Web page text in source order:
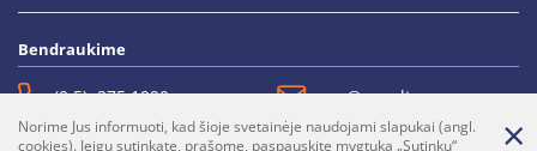
Bendraukime
(0 5)  275 1990 vrsa@vrsa.lt
Facebook Youtube
Norime Jus informuoti, kad šioje svetainėje naudojami slapukai (angl.
cookies). Jeigu sutinkate, prašome, paspauskite mygtuką „Sutinku“